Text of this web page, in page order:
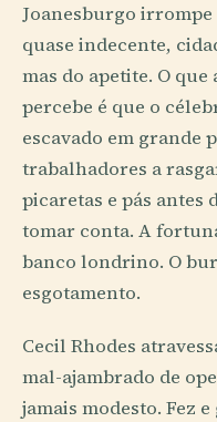
Joanesburgo irrompe
quase indecente,
mas do apetite. O que
percebe é que o
escavado em grande
trabalhadores a
picaretas e pás
tomar conta. A
banco londrino. O
esgotamento.
Cecil Rhodes
mal-ajambrado de
jamais modesto. Fez